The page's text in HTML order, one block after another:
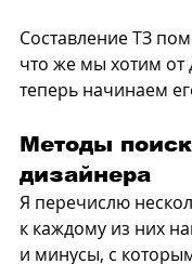
Составление ТЗ
что же мы хотим от
теперь начинаем
Методы
дизайнера
Я перечислю
к каждому из них
и минусы, с